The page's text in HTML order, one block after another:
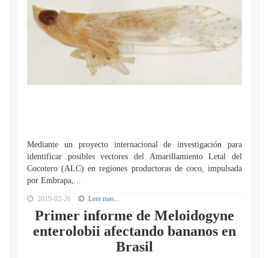
Mediante un proyecto internacional de investigación para
identificar posibles vectores del Amarillamiento Letal del
Cocotero (ALC) en regiones productoras de coco, impulsada
por Embrapa,...
2019-02-26 Leer mas...
Primer informe de Meloidogyne
enterolobii afectando bananos en
Brasil